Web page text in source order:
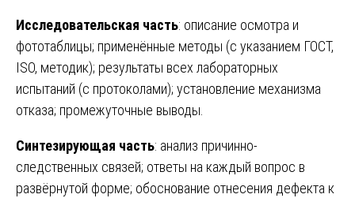
Исследовательская часть: описание осмотра и
фототаблицы; применённые методы (с указанием ГОСТ,
ISO, методик); результаты всех лабораторных
испытаний (с протоколами); установление механизма
отказа; промежуточные выводы.
Синтезирующая часть: анализ причинно-
следственных связей; ответы на каждый вопрос в
развёрнутой форме; обоснование отнесения дефекта к